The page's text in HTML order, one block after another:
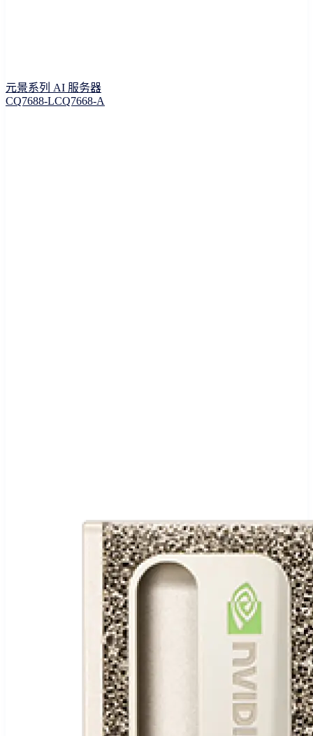
元景系列 AI 服务器
CQ7688-LCQ7668-A